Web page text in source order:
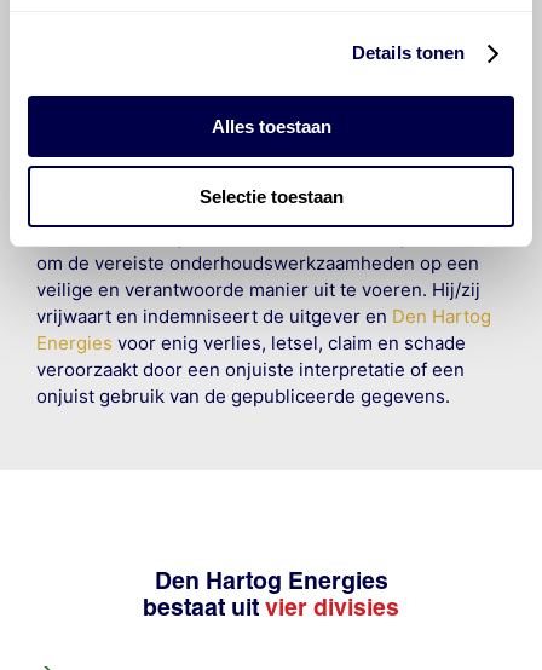
Details tonen
Alles toestaan
Selectie toestaan
om ervoor te zorgen dat deze gegevens zo accuraat
aansprakelijkheid aanvaard, anders dan waartoe een
wettelijke verplichting bestaat, voor schade of verlies
veroorzaakt door fouten of omissies in de verstrekte
raadplegen en te gebruiken erkent de gebruiker dat
om de vereiste onderhoudswerkzaamheden op een
veilige en verantwoorde manier uit te voeren. Hij/zij
vrijwaart en indemniseert de uitgever en Den Hartog
Energies voor enig verlies, letsel, claim en schade
veroorzaakt door een onjuiste interpretatie of een
onjuist gebruik van de gepubliceerde gegevens.
Den Hartog Energies
bestaat uit vier divisies